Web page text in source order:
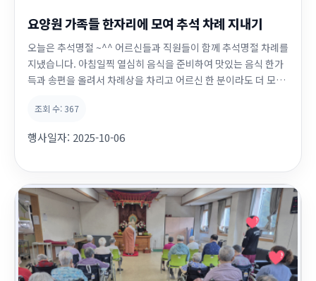
요양원 가족들 한자리에 모여 추석 차례 지내기
오늘은 추석명절 ~^^ 어르신들과 직원들이 함께 추석명절 차례를
지냈습니다. 아침일찍 열심히 음식을 준비하여 맛있는 음식 한가
득과 송편을 올려서 차례상을 차리고 어르신 한 분이라도 더 모시
사한 마음을 드리며,행복을 빌며, 가족의 건강을 기원하는 모습들
어 드시고,즐거운 덕담도 하시며 행복해...
조회 수: 367
행사일자: 2025-10-06